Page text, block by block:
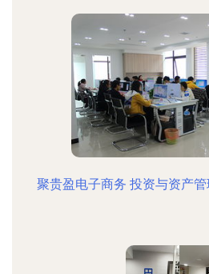
聚贵盈电子商务 投资与资产